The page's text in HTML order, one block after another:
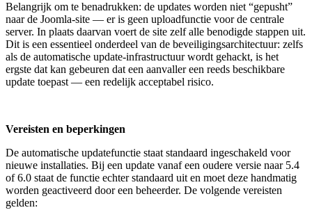
Belangrijk om te benadrukken: de updates worden niet “gepusht”
naar de Joomla-site — er is geen uploadfunctie voor de centrale
server. In plaats daarvan voert de site zelf alle benodigde stappen uit.
Dit is een essentieel onderdeel van de beveiligingsarchitectuur: zelfs
als de automatische update-infrastructuur wordt gehackt, is het
ergste dat kan gebeuren dat een aanvaller een reeds beschikbare
update toepast — een redelijk acceptabel risico.
Vereisten en beperkingen
De automatische updatefunctie staat standaard ingeschakeld voor
nieuwe installaties. Bij een update vanaf een oudere versie naar 5.4
of 6.0 staat de functie echter standaard uit en moet deze handmatig
worden geactiveerd door een beheerder. De volgende vereisten
gelden: